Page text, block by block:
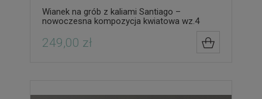
Wianek na grób z kaliami Santiago –
nowoczesna kompozycja kwiatowa wz.4
249,00 zł